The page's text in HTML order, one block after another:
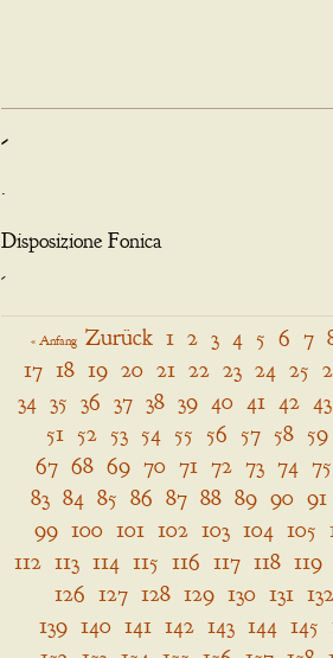
-
.
Disposizione Fonica
-
« Anfang Zurück 1 2 3 4 5 6 7
17 18 19 20 21 22 23 24 25
34 35 36 37 38 39 40 41 42 43
51 52 53 54 55 56 57 58 59
67 68 69 70 71 72 73 74 75
83 84 85 86 87 88 89 90 91
99 100 101 102 103 104 105
112 113 114 115 116 117 118 119
126 127 128 129 130 131 132
139 140 141 142 143 144 145